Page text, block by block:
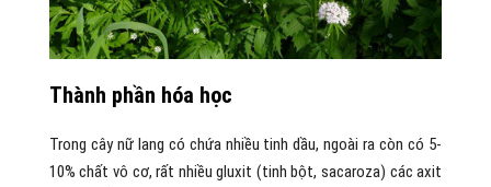
Thành phần hóa học
Trong cây nữ lang có chứa nhiều tinh dầu, ngoài ra còn có 5-
10% chất vô cơ, rất nhiều gluxit (tinh bột, sacaroza) các axit